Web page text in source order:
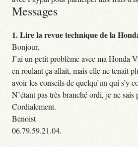
Messages
1.Lire la revue technique de la
Bonjour,
J’ai un petit problème avec ma Honda
en roulant ça allait, mais elle ne tenait
avoir les conseils de quelqu’un qui s’y
N’étant pas très branché ordi, je ne
Cordialement.
Benoist
06.79.59.21.04.